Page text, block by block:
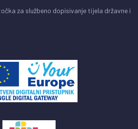
za službeno dopisivanje tijela državne i